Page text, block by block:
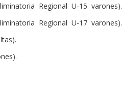
Regional U-15 varones).
Regional U-17 varones).